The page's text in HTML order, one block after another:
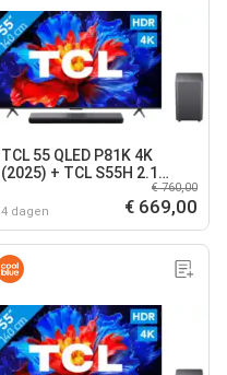
TCL 55 QLED P81K 4K
(2025) + TCL S55H 2.1
4 dagen
€ 760,00
€ 669,00